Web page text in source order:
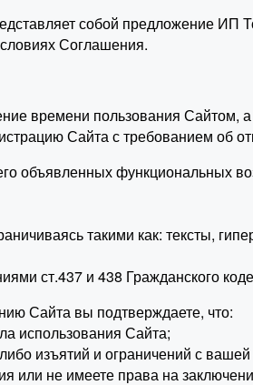
собой предложение
Соглашения.
времени пользования
Сайта с требованием об
объявленных функциональных
такими как: тексты,
ст.437 и 438 Гражданского
Сайта вы подтверждаете, что:
использования Сайта;
изъятий и ограничений с
не имеете права на